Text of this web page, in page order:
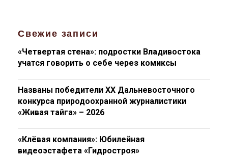
Свежие записи
«Четвертая стена»: подростки Владивостока
учатся говорить о себе через комиксы
Названы победители XX Дальневосточного
конкурса природоохранной журналистики
«Живая тайга» – 2026
«Клёвая компания»: Юбилейная
видеоэстафета «Гидростроя»